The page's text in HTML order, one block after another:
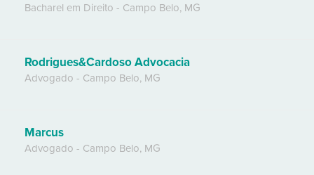
Bacharel em Direito - Campo Belo, MG
Rodrigues&Cardoso Advocacia
Advogado - Campo Belo, MG
Marcus
Advogado - Campo Belo, MG